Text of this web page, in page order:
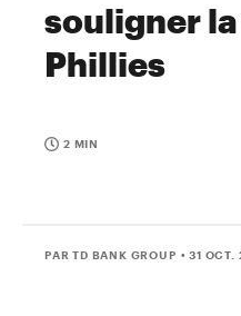
souligner
Phillies
2 MIN
PAR TD BANK GROUP • 31 OCT.